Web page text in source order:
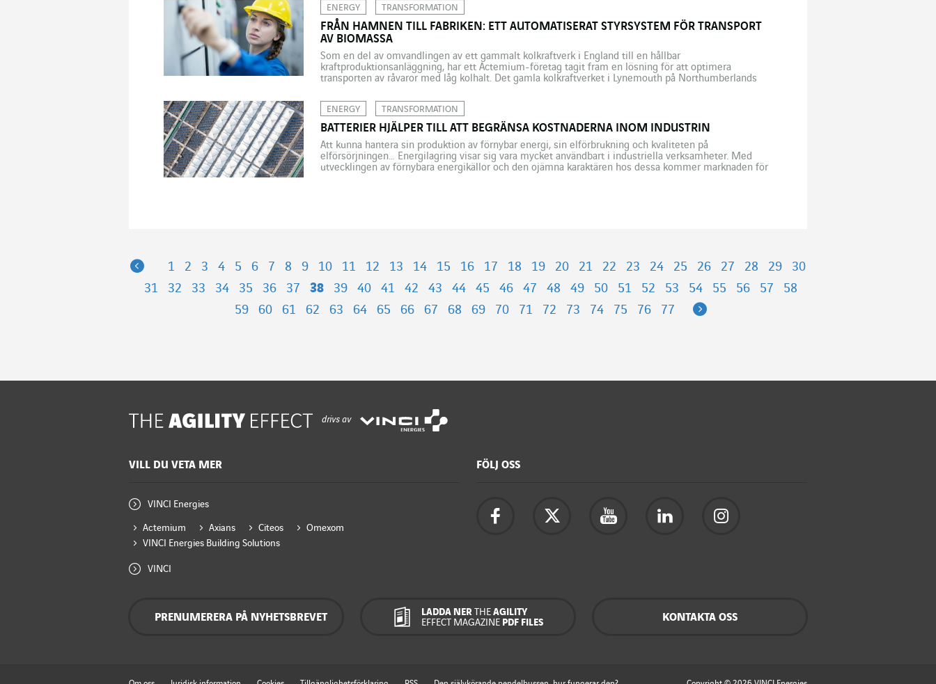
ENERGY TRANSFORMATION
FRÅN HAMNEN TILL FABRIKEN: ETT AUTOMATISERAT STYRSYSTEM FÖR TRANSPORT
AV BIOMASSA
Som en del av omvandlingen av ett gammalt kolkraftverk i England till en hållbar
kraftproduktionsanläggning, har ett Actemium-företag tagit fram en lösning för att optimera
transporten av råvaror med låg kolhalt. Det gamla kolkraftverket i Lynemouth på Northumberlands
koldioxidsnål el från biomassa. […]
ENERGY TRANSFORMATION
BATTERIER HJÄLPER TILL ATT BEGRÄNSA KOSTNADERNA INOM INDUSTRIN
Att kunna hantera sin produktion av förnybar energi, sin elförbrukning och kvaliteten på
elförsörjningen… Energilagring visar sig vara mycket användbart i industriella verksamheter. Med
utvecklingen av förnybara energikällor och den ojämna karaktären hos dessa kommer marknaden för
Previous
1 2 3 4 5 6 7 8 9 10 11 12 13 14 15 16 17 18 19 20 21 22 23 24 25 26 27 28 29
30
31
32 33 34 35 36 37 38 39 40 41 42 43 44 45 46 47 48 49 50 51 52 53 54 55 56 57
58
59
60 61 62 63 64 65 66 67 68 69 70 71 72 73 74 75 76 77 Next
drivs av
VILL DU VETA MER
VINCI Energies
Actemium Axians Citeos
Omexom
VINCI Energies Building Solutions
VINCI
FÖLJ OSS
PRENUMERERA PÅ NYHETSBREVET LADDA NERTHE AGILITY
EFFECT MAGAZINE PDF FILES KONTAKTA OSS